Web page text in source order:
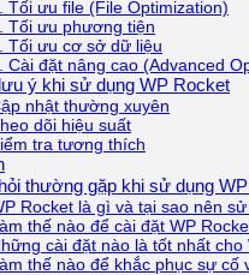
Tối ưu file (File Optimization)
Tối ưu phương tiện
Tối ưu cơ sở dữ liệu
Cài đặt nâng cao (Advanced
ý khi sử dụng WP Rocket
nhật thường xuyên
dõi hiệu suất
tra tương thích
thường gặp khi sử dụng
Rocket là gì và tại sao nên
thế nào để cài đặt WP
cài đặt nào là tốt nhất cho
thế nào để khắc phục sự cố